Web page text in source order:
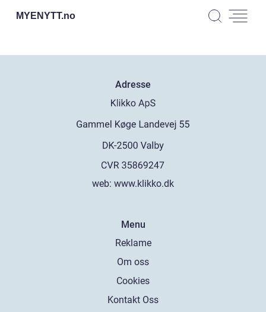
MYENYTT.no
Adresse
web: www.klikko.dk
Menu
Reklame
Om oss
Cookies
Kontakt Oss